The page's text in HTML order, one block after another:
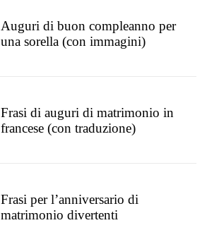
Auguri di buon compleanno per
una sorella (con immagini)
Frasi di auguri di matrimonio in
francese (con traduzione)
Frasi per l’anniversario di
matrimonio divertenti